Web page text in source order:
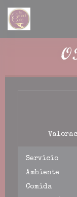
Servicio
Ambiente
Comida